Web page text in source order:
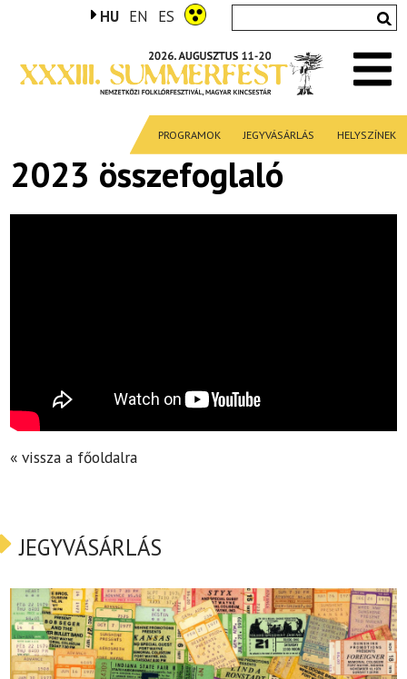
HU EN ES
PROGRAMOK JEGYVÁSÁRLÁS HELYSZÍNEK
2023 összefoglaló
« vissza a főoldalra
JEGYVÁSÁRLÁS